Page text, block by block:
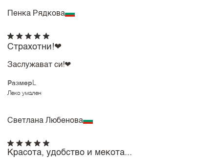
Пенка Рядкова
Размер L
Леко умален
Страхотни!❤
Заслужават си!❤
Светлана Любенова
Красота, удобство и мекота...